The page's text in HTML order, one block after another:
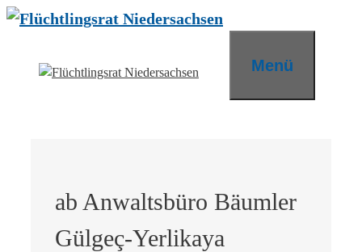
Zum
Menü
ab Anwaltsbüro Bäumler
Gülgeç-Yerlikaya